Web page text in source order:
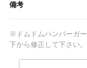
備考
※ドムドムハンバーガ
下から修正して下さい。